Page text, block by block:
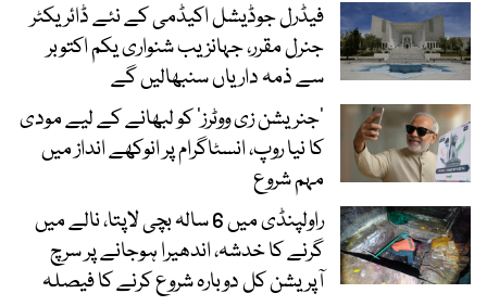
فیڈرل جوڈیشل اکیڈمی کے نئے ڈائریکٹر
جنرل مقرر، جہانزیب شنواری یکم اکتوبر
سے ذمہ داریاں سنبھالیں گے
’جنریشن زی ووٹرز‘ کو لبھانے کے لیے مودی
کا نیا روپ، انسٹاگرام پر انوکھے انداز میں
مہم شروع
راولپنڈی میں 6 سالہ بچی لاپتا، نالے میں
گرنے کا خدشہ، اندھیرا ہوجانے پر سرچ
آپریشن کل دوبارہ شروع کرنے کا فیصلہ